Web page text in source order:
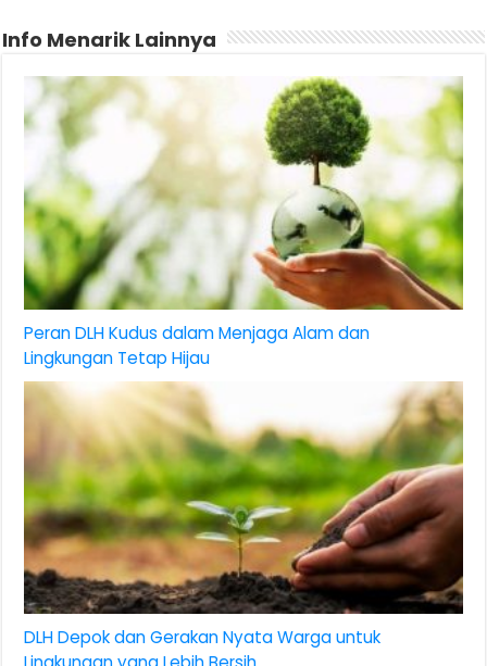
Info Menarik Lainnya
Peran DLH Kudus dalam Menjaga Alam dan
Lingkungan Tetap Hijau
DLH Depok dan Gerakan Nyata Warga untuk